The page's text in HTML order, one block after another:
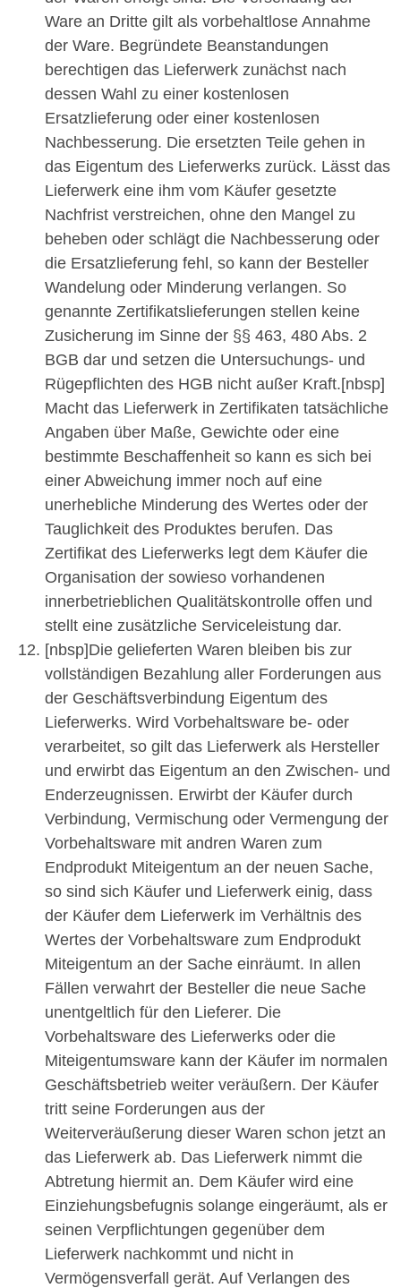
Ware an Dritte gilt als vorbehaltlose Annahme
der Ware. Begründete Beanstandungen
berechtigen das Lieferwerk zunächst nach
dessen Wahl zu einer kostenlosen
Ersatzlieferung oder einer kostenlosen
Nachbesserung. Die ersetzten Teile gehen in
das Eigentum des Lieferwerks zurück. Lässt das
Lieferwerk eine ihm vom Käufer gesetzte
Nachfrist verstreichen, ohne den Mangel zu
beheben oder schlägt die Nachbesserung oder
die Ersatzlieferung fehl, so kann der Besteller
Wandelung oder Minderung verlangen. So
genannte Zertifikatslieferungen stellen keine
Zusicherung im Sinne der §§ 463, 480 Abs. 2
BGB dar und setzen die Untersuchungs- und
Rügepflichten des HGB nicht außer Kraft.[nbsp]
Macht das Lieferwerk in Zertifikaten tatsächliche
Angaben über Maße, Gewichte oder eine
bestimmte Beschaffenheit so kann es sich bei
einer Abweichung immer noch auf eine
unerhebliche Minderung des Wertes oder der
Tauglichkeit des Produktes berufen. Das
Zertifikat des Lieferwerks legt dem Käufer die
Organisation der sowieso vorhandenen
innerbetrieblichen Qualitätskontrolle offen und
stellt eine zusätzliche Serviceleistung dar.
[nbsp]Die gelieferten Waren bleiben bis zur
vollständigen Bezahlung aller Forderungen aus
der Geschäftsverbindung Eigentum des
Lieferwerks. Wird Vorbehaltsware be- oder
verarbeitet, so gilt das Lieferwerk als Hersteller
und erwirbt das Eigentum an den Zwischen- und
Enderzeugnissen. Erwirbt der Käufer durch
Verbindung, Vermischung oder Vermengung der
Vorbehaltsware mit andren Waren zum
Endprodukt Miteigentum an der neuen Sache,
so sind sich Käufer und Lieferwerk einig, dass
der Käufer dem Lieferwerk im Verhältnis des
Wertes der Vorbehaltsware zum Endprodukt
Miteigentum an der Sache einräumt. In allen
Fällen verwahrt der Besteller die neue Sache
unentgeltlich für den Lieferer. Die
Vorbehaltsware des Lieferwerks oder die
Miteigentumsware kann der Käufer im normalen
Geschäftsbetrieb weiter veräußern. Der Käufer
tritt seine Forderungen aus der
Weiterveräußerung dieser Waren schon jetzt an
das Lieferwerk ab. Das Lieferwerk nimmt die
Abtretung hiermit an. Dem Käufer wird eine
Einziehungsbefugnis solange eingeräumt, als er
seinen Verpflichtungen gegenüber dem
Lieferwerk nachkommt und nicht in
Vermögensverfall gerät. Auf Verlangen des